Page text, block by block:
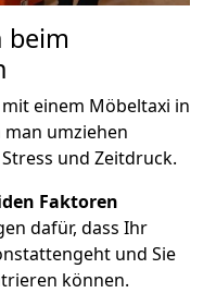
beim
einem Möbeltaxi in
umziehen
und Zeitdruck.
Faktoren
dafür, dass Ihr
und Sie
können.